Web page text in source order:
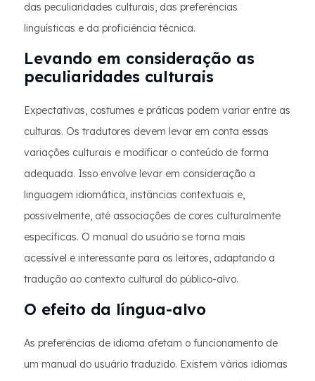
das peculiaridades culturais, das preferências
linguísticas e da proficiência técnica.
Levando em consideração as
peculiaridades culturais
Expectativas, costumes e práticas podem variar entre as
culturas. Os tradutores devem levar em conta essas
variações culturais e modificar o conteúdo de forma
adequada. Isso envolve levar em consideração a
linguagem idiomática, instâncias contextuais e,
possivelmente, até associações de cores culturalmente
específicas. O manual do usuário se torna mais
acessível e interessante para os leitores, adaptando a
tradução ao contexto cultural do público-alvo.
O efeito da língua-alvo
As preferências de idioma afetam o funcionamento de
um manual do usuário traduzido. Existem vários idiomas